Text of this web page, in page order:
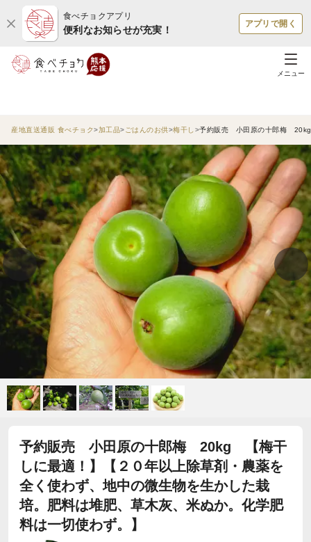
食べチョクアプリ
便利なお知らせが充実！
アプリで開く
メニュー
産地直送通販 食べチョク 加工品 ごはんのお供 梅干し 予約販売 小田原の十郎梅 20kg
予約販売 小田原の十郎梅 20kg 【梅干
しに最適！】【２０年以上除草剤・農薬を
全く使わず、地中の微生物を生かした栽
培。肥料は堆肥、草木灰、米ぬか。化学肥
料は一切使わず。】